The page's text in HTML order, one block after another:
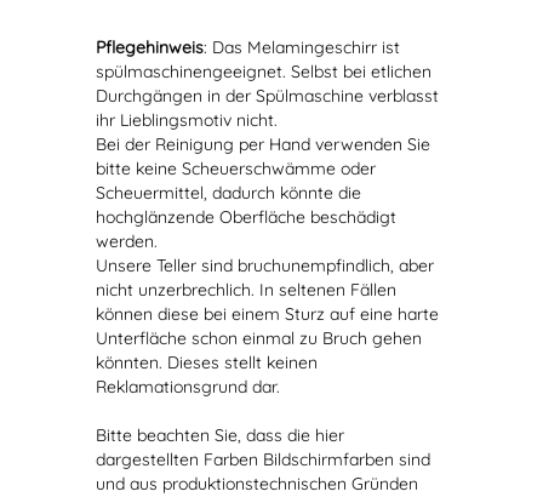
Pflegehinweis: Das Melamingeschirr ist
spülmaschinengeeignet. Selbst bei etlichen
Durchgängen in der Spülmaschine verblasst
ihr Lieblingsmotiv nicht.
Bei der Reinigung per Hand verwenden Sie
bitte keine Scheuerschwämme oder
Scheuermittel, dadurch könnte die
hochglänzende Oberfläche beschädigt
werden.
Unsere Teller sind bruchunempfindlich, aber
nicht unzerbrechlich. In seltenen Fällen
können diese bei einem Sturz auf eine harte
Unterfläche schon einmal zu Bruch gehen
könnten. Dieses stellt keinen
Reklamationsgrund dar.
Bitte beachten Sie, dass die hier
dargestellten Farben Bildschirmfarben sind
und aus produktionstechnischen Gründen